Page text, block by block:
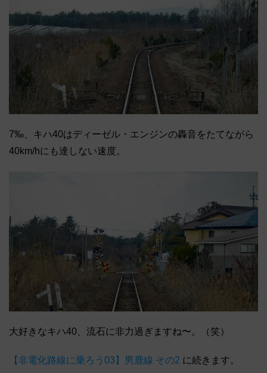
7‰、キハ40はディーゼル・エンジンの轟音をたてながら
40km/hにも達しない速度。
大好きなキハ40、流石に非力過ぎますね〜。（笑）
【非電化路線に乗ろう03】男鹿線 その2 に続きます。